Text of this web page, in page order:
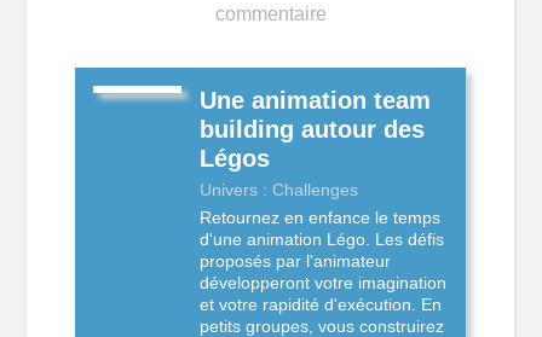
commentaire
Une animation team
building autour des
Légos
Univers : Challenges
Retournez en enfance le temps
d'une animation Légo. Les défis
proposés par l'animateur
développeront votre imagination
et votre rapidité d'exécution. En
petits groupes, vous construirez